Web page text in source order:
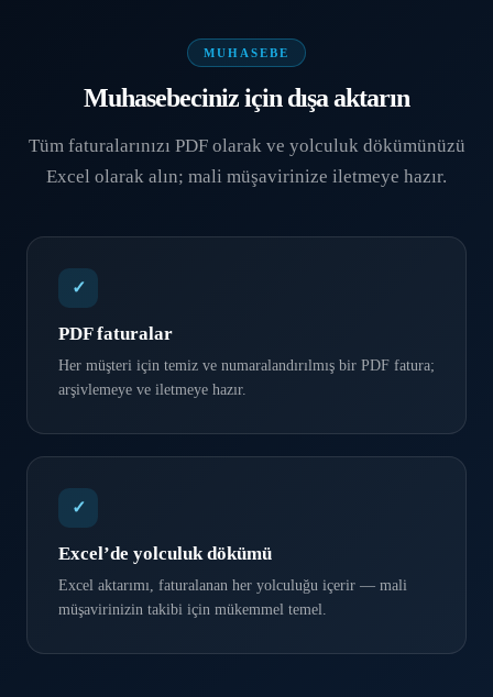
MUHASEBE
Muhasebeciniz için dışa aktarın
Tüm faturalarınızı PDF olarak ve yolculuk dökümünüzü
Excel olarak alın; mali müşavirinize iletmeye hazır.
✓
PDF faturalar
Her müşteri için temiz ve numaralandırılmış bir PDF fatura;
arşivlemeye ve iletmeye hazır.
✓
Excel’de yolculuk dökümü
Excel aktarımı, faturalanan her yolculuğu içerir — mali
müşavirinizin takibi için mükemmel temel.